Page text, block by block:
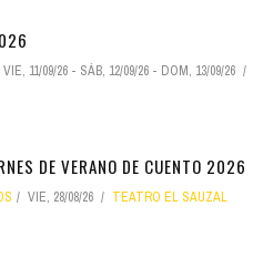
VIE, 11/09/26 - SÁB, 12/09/26 - DOM, 13/09/26
DE VERANO DE CUENTO 2026
VIE, 28/08/26 TEATRO EL SAUZAL